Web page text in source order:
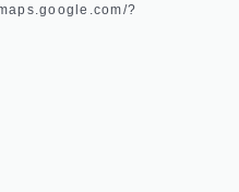
?